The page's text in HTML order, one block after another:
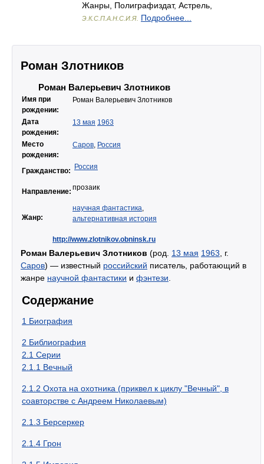
Жанры, Полиграфиздат, Астрель,
Э.К.С.П.А.Н.С.И.Я. Подробнее...
Роман Злотников
Роман Валерьевич Злотников
Имя при
рождении:
Роман Валерьевич Злотников
Дата
рождения:
13 мая 1963
Место
рождения:
Саров, Россия
Гражданство: Россия
Направление: прозаик
Жанр:
научная фантастика,
альтернативная история
http://www.zlotnikov.obninsk.ru
Роман Валерьевич Злотников (род. 13 мая 1963 , г.
Саров) — известный российский писатель, работающий в
жанре научной фантастики и фэнтези
Содержание
1 Биография
2 Библиография
2.1 Серии
2.1.1 Вечный
2.1.2 Охота на охотника (приквел к циклу "Вечный", в
соавторстве с Андреем Николаевым)
2.1.3 Берсеркер
2.1.4 Грон